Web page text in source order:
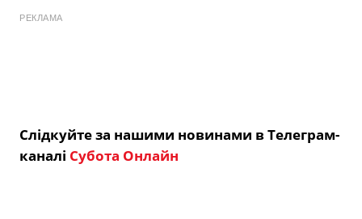
РЕКЛАМА
Слідкуйте за нашими новинами в Телеграм-
каналі Субота Онлайн